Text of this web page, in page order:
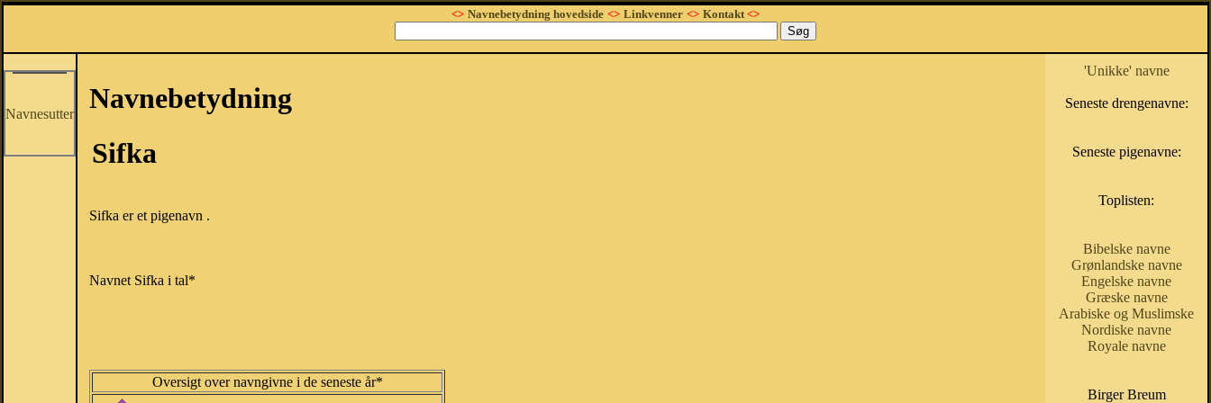
<> Navnebetydning hovedside <> Linkvenner <> Kontakt<>
Navnesutter
Navnebetydning
Sifka
Sifka er et pigenavn .
Navnet Sifka i tal*
Oversigt over navngivne i de seneste år*
'Unikke' navne
Seneste drengenavne:
Seneste pigenavne:
Toplisten:
Bibelske navne
Grønlandske navne
Engelske navne
Græske navne
Arabiske og Muslimske
Nordiske navne
Royale navne
Birger Breum